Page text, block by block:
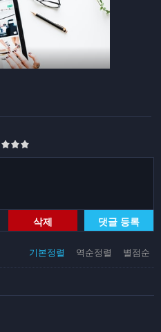
삭제 댓글 등록
기본정렬 역순정렬 별점순